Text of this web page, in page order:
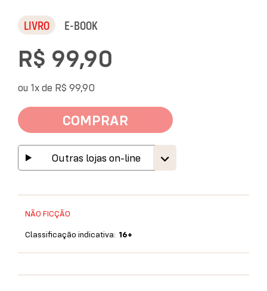
LIVRO E-BOOK
COMPRAR
R$ 99,90
ou 1x de R$ 99,90
Outras lojas on-line
NÃO FICÇÃO
Classificação indicativa: 16+